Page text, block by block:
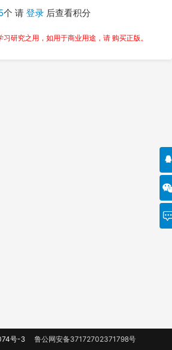
个 请 登录 后查看积分
研究之用，如用于商业用途，请 购买正版。
号-3 鲁公网安备37172702371798号